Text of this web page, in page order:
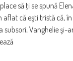
să ţi se spună
aflat că eşti tristă că,
subsori, Vanghelie şi-